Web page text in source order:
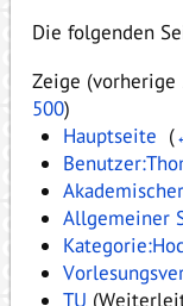
Die folgenden
Zeige (vorherige
500)
Hauptseite (
Allgemeiner
TU